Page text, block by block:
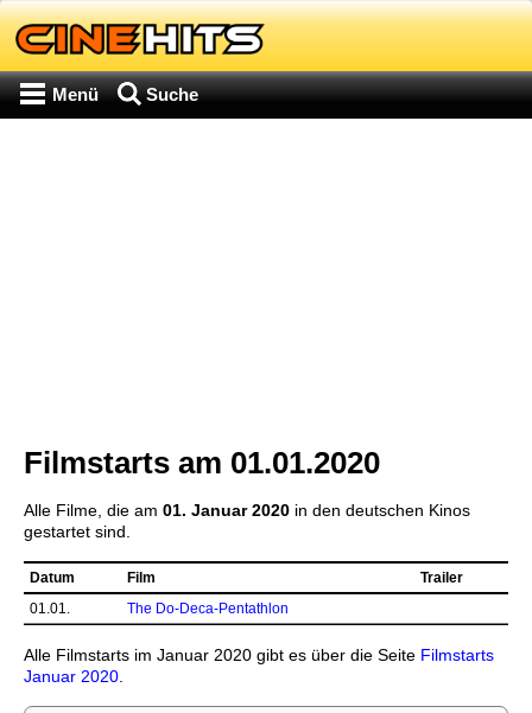
Menü Suche
Filmstarts am 01.01.2020
Alle Filme, die am 01. Januar 2020 in den deutschen Kinos
gestartet sind.
Datum Film
Trailer
01.01.
The Do-Deca-Pentathlon
Alle Filmstarts im Januar 2020 gibt es über die Seite Filmstarts
Januar 2020